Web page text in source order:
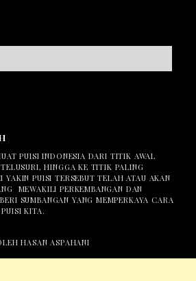
PUISI INDONESIA DARI TITIK AWAL
HINGGA KE TITIK PALING
PUISI TERSEBUT TELAH ATAU AKAN
MEWAKILI PERKEMBANGAN DAN
SUMBANGAN YANG MEMPERKAYA CARA
KITA.
HASAN ASPAHANI